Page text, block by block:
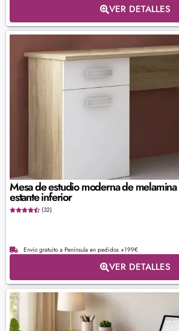
VER DETALLES
Mesa de estudio moderna de
estante inferior
(32)
Envío gratuito a Península en pedidos +199€
VER DETALLES